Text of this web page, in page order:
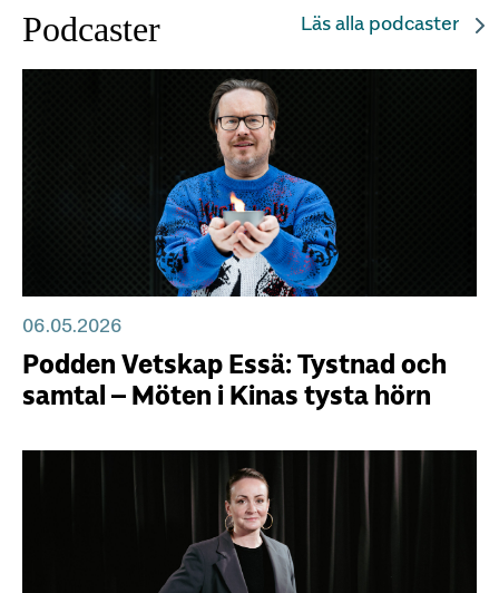
Podcaster Läs alla podcaster
Podden Vetskap Essä: Tystnad och
samtal – Möten i Kinas tysta hörn
06.05.2026